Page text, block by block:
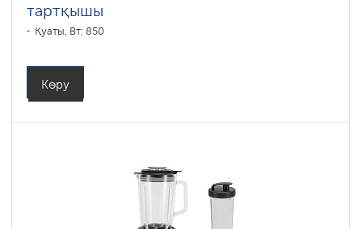
тартқышы
Қуаты, Вт: 850
Көру